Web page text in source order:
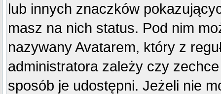
lub innych znaczków
masz na nich status. Pod nim
nazywany Avatarem, który z
administratora zależy czy
sposób je udostępni. Jeżeli nie